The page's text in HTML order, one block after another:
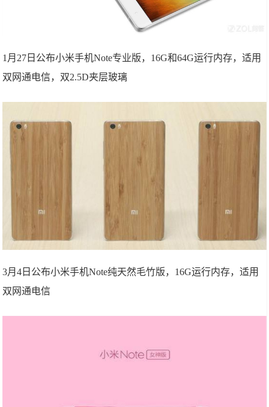
1月27日公布小米手机Note专业版，16G和64G运行内存，适用
双网通电信，双2.5D夹层玻璃
3月4日公布小米手机Note纯天然毛竹版，16G运行内存，适用
双网通电信